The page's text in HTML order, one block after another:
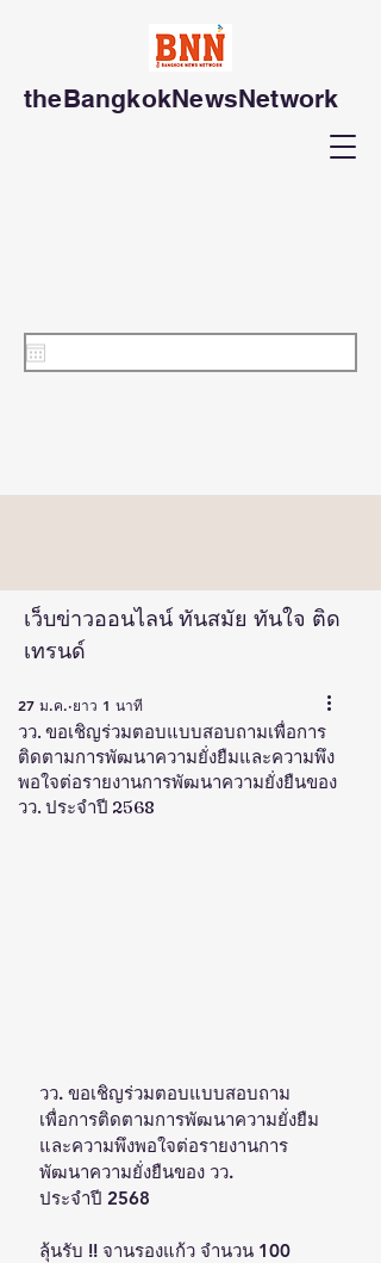
theBangkokNewsNetwork
เว็บข่าวออนไลน์ ทันสมัย ทันใจ ติด
เทรนด์
วว. ขอเชิญร่วมตอบแบบสอบถามเพื่อการ
ติดตามการพัฒนาความยั่งยืมและความพึง
พอใจต่อรายงานการพัฒนาความยั่งยืนของ
วว. ประจำปี 2568
27 ม.ค. ยาว 1 นาที
วว. ขอเชิญร่วมตอบแบบสอบถาม
เพื่อการติดตามการพัฒนาความยั่งยืม
และความพึงพอใจต่อรายงานการ
พัฒนาความยั่งยืนของ วว.
ประจำปี 2568
ลุ้นรับ !! จานรองแก้ว จำนวน 100